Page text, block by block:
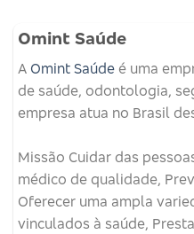
Omint Saúde
A Omint Saúde é uma
de saúde, odontologia,
empresa atua no Brasil
Missão Cuidar das
médico de qualidade,
Oferecer uma ampla
vinculados à saúde,